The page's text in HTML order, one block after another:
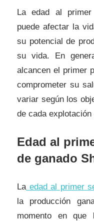
La edad al
puede afectar la
su potencial de
su vida. En
alcancen el primer
comprometer su
variar según los
de cada explotación
Edad al
de ganado
La edad al primer
la producción
momento en que